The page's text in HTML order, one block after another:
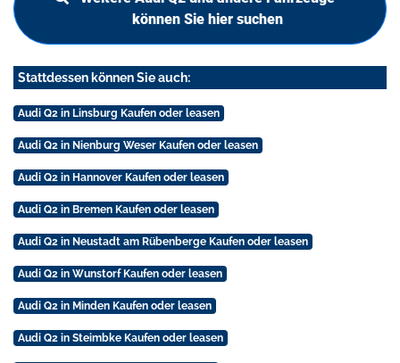
können Sie hier suchen
Stattdessen können Sie auch:
Audi Q2 in Linsburg Kaufen oder leasen
Audi Q2 in Nienburg Weser Kaufen oder leasen
Audi Q2 in Hannover Kaufen oder leasen
Audi Q2 in Bremen Kaufen oder leasen
Audi Q2 in Neustadt am Rübenberge Kaufen oder leasen
Audi Q2 in Wunstorf Kaufen oder leasen
Audi Q2 in Minden Kaufen oder leasen
Audi Q2 in Steimbke Kaufen oder leasen